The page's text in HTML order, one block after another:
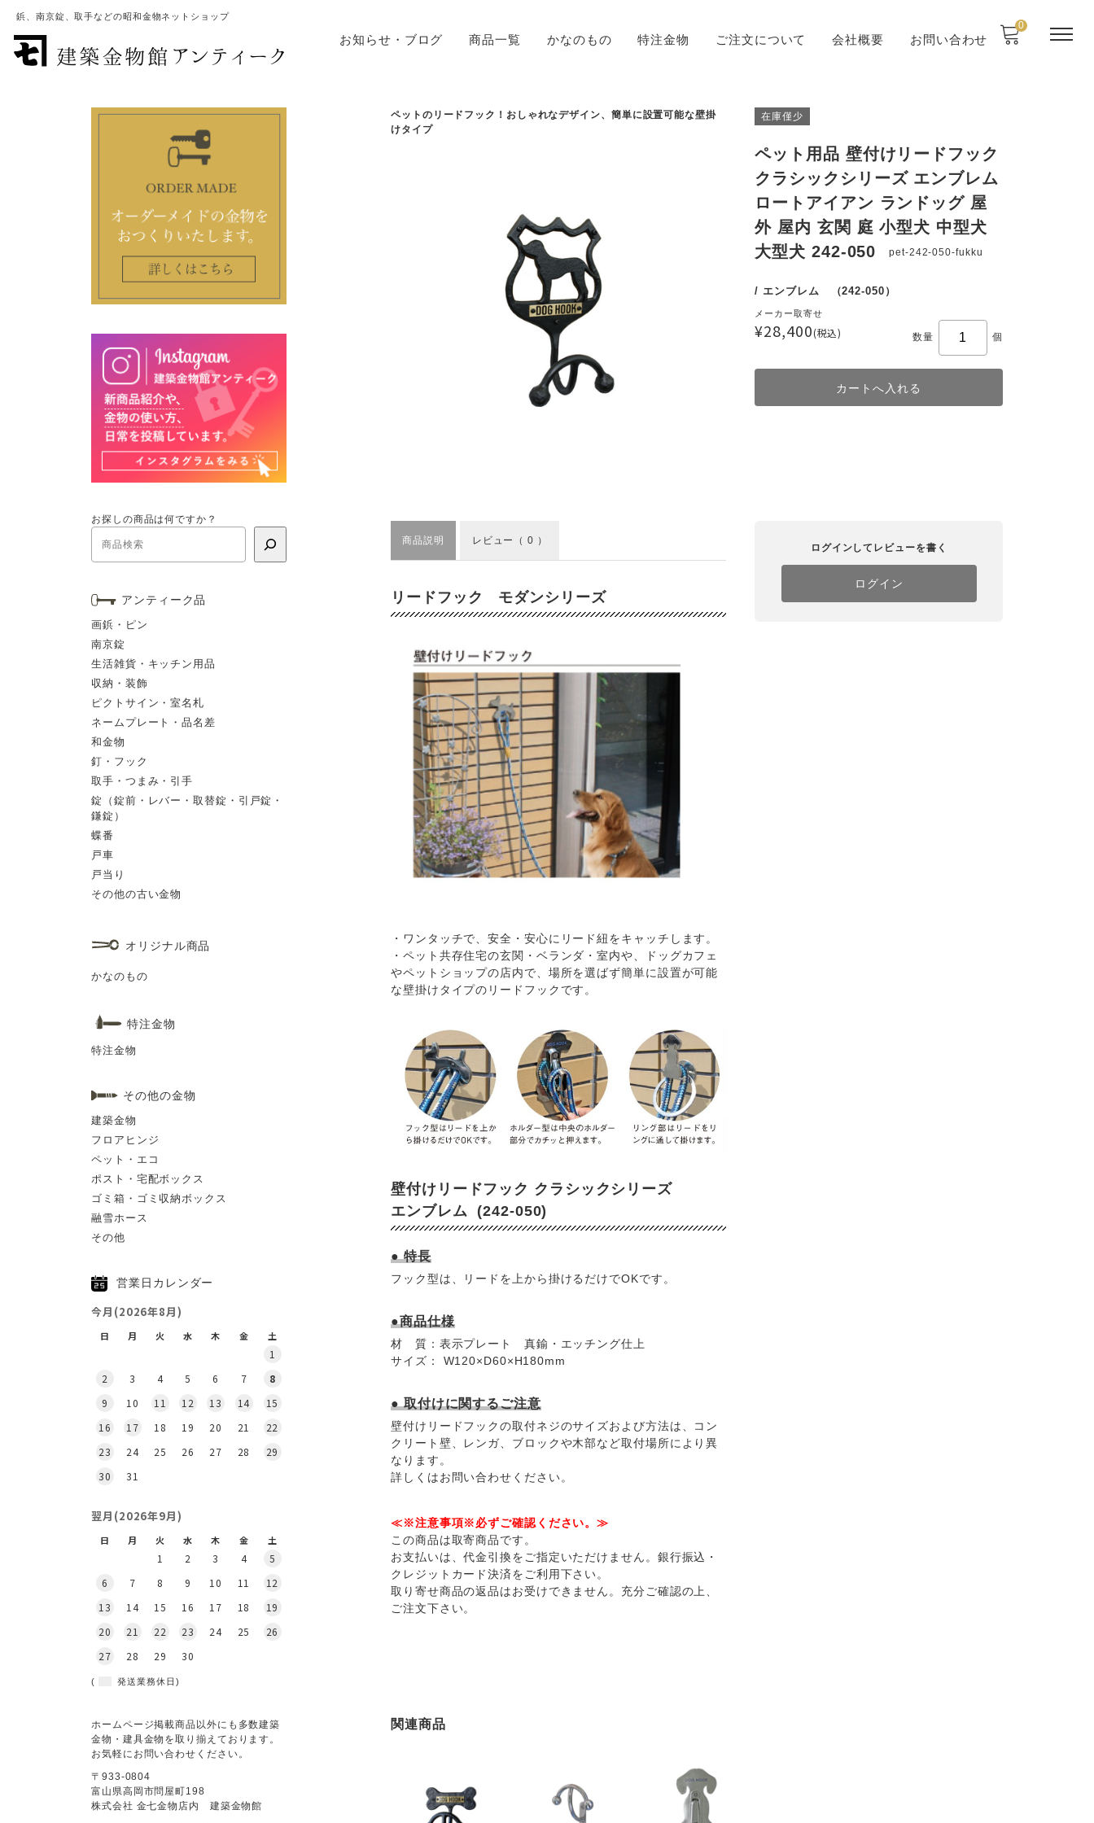
鋲、南京錠、取手などの昭和金物ネットショップ
お知らせ・ブログ 商品一覧 かなのもの 特注金物 ご注文について 会社概要 お問い合わせ
0
ペットのリードフック！おしゃれなデザイン、簡単に設置可能な壁掛
けタイプ
在庫僅少
ペット用品 壁付けリードフック
クラシックシリーズ エンブレム
ロートアイアン ランドッグ 屋
外 屋内 玄関 庭 小型犬 中型犬
大型犬 242-050
pet-242-050-fukku
/ エンブレム （242-050）
メーカー取寄せ
¥28,400(税込) 数量 個
商品説明 レビュー （ 0 ）
リードフック モダンシリーズ
・ワンタッチで、安全・安心にリード紐をキャッチします。
・ペット共存住宅の玄関・ベランダ・室内や、ドッグカフェ
やペットショップの店内で、場所を選ばず簡単に設置が可能
な壁掛けタイプのリードフックです。
壁付けリードフック クラシックシリーズ
エンブレム (242-050)
● 特長
フック型は、リードを上から掛けるだけでOKです。
●商品仕様
材 質：表示プレート 真鍮・エッチング仕上
サイズ： W120×D60×H180mm
● 取付けに関するご注意
壁付けリードフックの取付ネジのサイズおよび方法は、コン
クリート壁、レンガ、ブロックや木部など取付場所により異
なります。
詳しくはお問い合わせください。
≪※注意事項※必ずご確認ください。≫
この商品は取寄商品です。
お支払いは、代金引換をご指定いただけません。銀行振込・
クレジットカード決済をご利用下さい。
取り寄せ商品の返品はお受けできません。充分ご確認の上、
ご注文下さい。
ログインしてレビューを書く
ログイン
関連商品
お探しの商品は何ですか？
アンティーク品
画鋲・ピン
南京錠
生活雑貨・キッチン用品
収納・装飾
ピクトサイン・室名札
ネームプレート・品名差
和金物
釘・フック
取手・つまみ・引手
錠（錠前・レバー・取替錠・引戸錠・
鎌錠）
蝶番
戸車
戸当り
その他の古い金物
オリジナル商品
かなのもの
特注金物
特注金物
その他の金物
建築金物
フロアヒンジ
ペット・エコ
ポスト・宅配ボックス
ゴミ箱・ゴミ収納ボックス
融雪ホース
その他
営業日カレンダー
今月(2026年8月)
日 月 火 水 木 金 土
1
2
3 4 5 6 7
8
9
10 11 12 13 14
15
16
17 18 19 20 21
22
23
24 25 26 27 28
29
30
31
翌月(2026年9月)
日 月 火 水 木 金 土
1 2 3 4
5
6
7 8 9 10 11
12
13
14 15 16 17 18
19
20
21 22 23 24 25
26
27
28 29 30
( 発送業務休日)
ホームページ掲載商品以外にも多数建築
金物・建具金物を取り揃えております。
お気軽にお問い合わせください。
〒933-0804
富山県高岡市問屋町198
株式会社 金七金物店内 建築金物館